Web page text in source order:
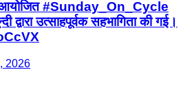
#Sunday_On_Cycle
द्वारा उत्साहपूर्वक सहभागिता की गई।
2026